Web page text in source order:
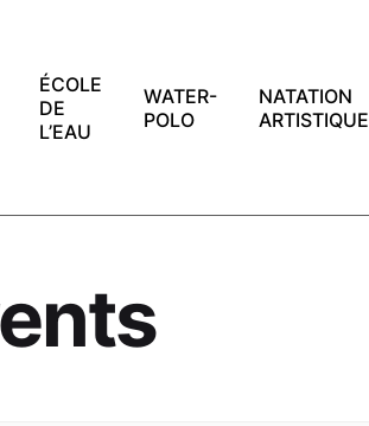
ÉCOLE
DE
L’EAU
WATER-
POLO
NATATION
ARTISTIQUE